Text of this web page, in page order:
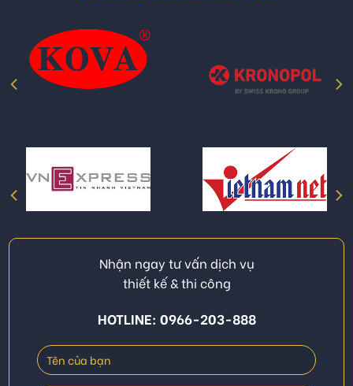
Nhận ngay tư vấn dịch vụ
thiết kế & thi công
HOTLINE: 0966-203-888